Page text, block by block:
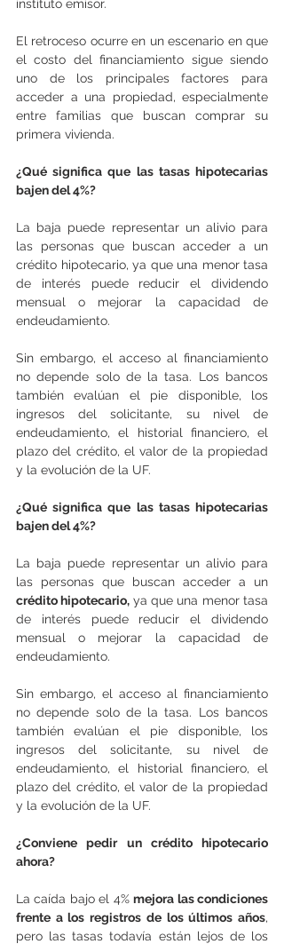
instituto emisor.
El retroceso ocurre en un escenario en que
el costo del financiamiento sigue siendo
uno de los principales factores para
acceder a una propiedad, especialmente
entre familias que buscan comprar su
primera vivienda.
¿Qué significa que las tasas hipotecarias
bajen del 4%?
La baja puede representar un alivio para
las personas que buscan acceder a un
crédito hipotecario, ya que una menor tasa
de interés puede reducir el dividendo
mensual o mejorar la capacidad de
endeudamiento.
Sin embargo, el acceso al financiamiento
no depende solo de la tasa. Los bancos
también evalúan el pie disponible, los
ingresos del solicitante, su nivel de
endeudamiento, el historial financiero, el
plazo del crédito, el valor de la propiedad
y la evolución de la UF.
¿Qué significa que las tasas hipotecarias
bajen del 4%?
La baja puede representar un alivio para
crédito hipotecario, ya que una menor tasa
de interés puede reducir el dividendo
mensual o mejorar la capacidad de
endeudamiento.
Sin embargo, el acceso al financiamiento
no depende solo de la tasa. Los bancos
también evalúan el pie disponible, los
ingresos del solicitante, su nivel de
endeudamiento, el historial financiero, el
plazo del crédito, el valor de la propiedad
y la evolución de la UF.
¿Conviene pedir un crédito hipotecario
ahora?
La caída bajo el 4% mejora las condiciones
frente a los registros de los últimos años,
pero las tasas todavía están lejos de los